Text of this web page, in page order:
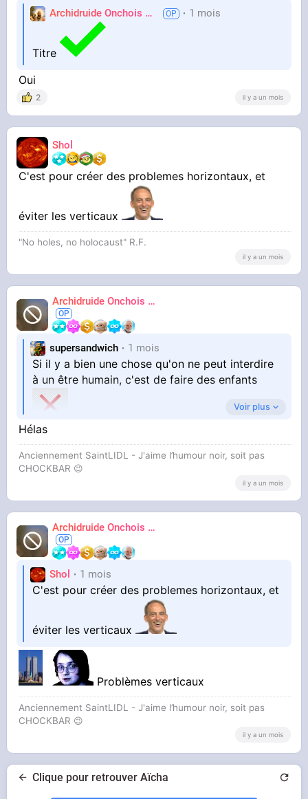
Archidruide Onchois
🍀️🌩️🐻️James1 mois
Titre
Oui
2 il y a un mois
Shol
C'est pour créer des problemes horizontaux, et
éviter les verticaux
"No holes, no holocaust" R.F.
il y a un mois
Archidruide Onchois
🍀️🌩️🐻️
supersandwich 1 mois
Si il y a bien une chose qu'on ne peut interdire
à un être humain, c'est de faire des enfants
Voir plus
Hélas
Anciennement SaintLIDL - J'aime l’humour noir, soit pas
CHOCKBAR 😉️
il y a un mois
Archidruide Onchois
🍀️🌩️🐻️
Shol 1 mois
C'est pour créer des problemes horizontaux, et
éviter les verticaux
Problèmes verticaux
Anciennement SaintLIDL - J'aime l’humour noir, soit pas
CHOCKBAR 😉️
il y a un mois
Clique pour retrouver Aïcha